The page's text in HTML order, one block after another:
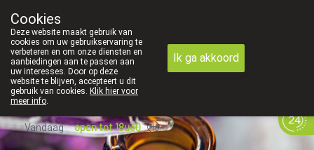
Vandaag open tot 18u30
Cookies
Deze website maakt gebruik van
cookies om uw gebruikservaring te
verbeteren en om onze diensten en
aanbiedingen aan te passen aan
uw interesses. Door op deze
website te blijven, accepteert u dit
gebruik van cookies. Klik hier voor
meer info.
Ik ga akkoord